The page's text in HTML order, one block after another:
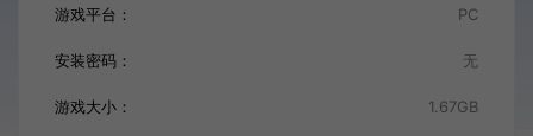
游戏平台： PC
安装密码： 无
游戏大小： 1.67GB